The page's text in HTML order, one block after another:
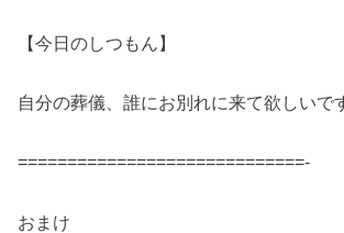
【今日のしつもん】
自分の葬儀、誰にお別れに来て欲しいで
=============================-
おまけ